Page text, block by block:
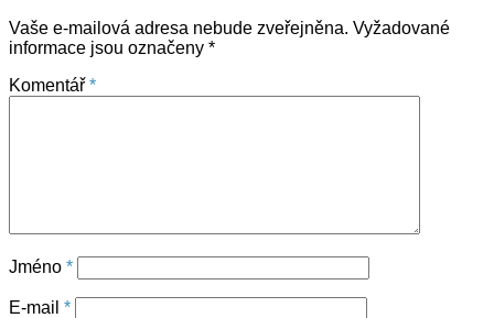
Vaše e-mailová adresa nebude zveřejněna. Vyžadované
informace jsou označeny *
Komentář *
Jméno *
E-mail *